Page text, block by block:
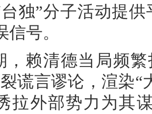
台独”分子活动提
信号。
，赖清德当局频
谎言谬论，渲染“
拉外部势力为其